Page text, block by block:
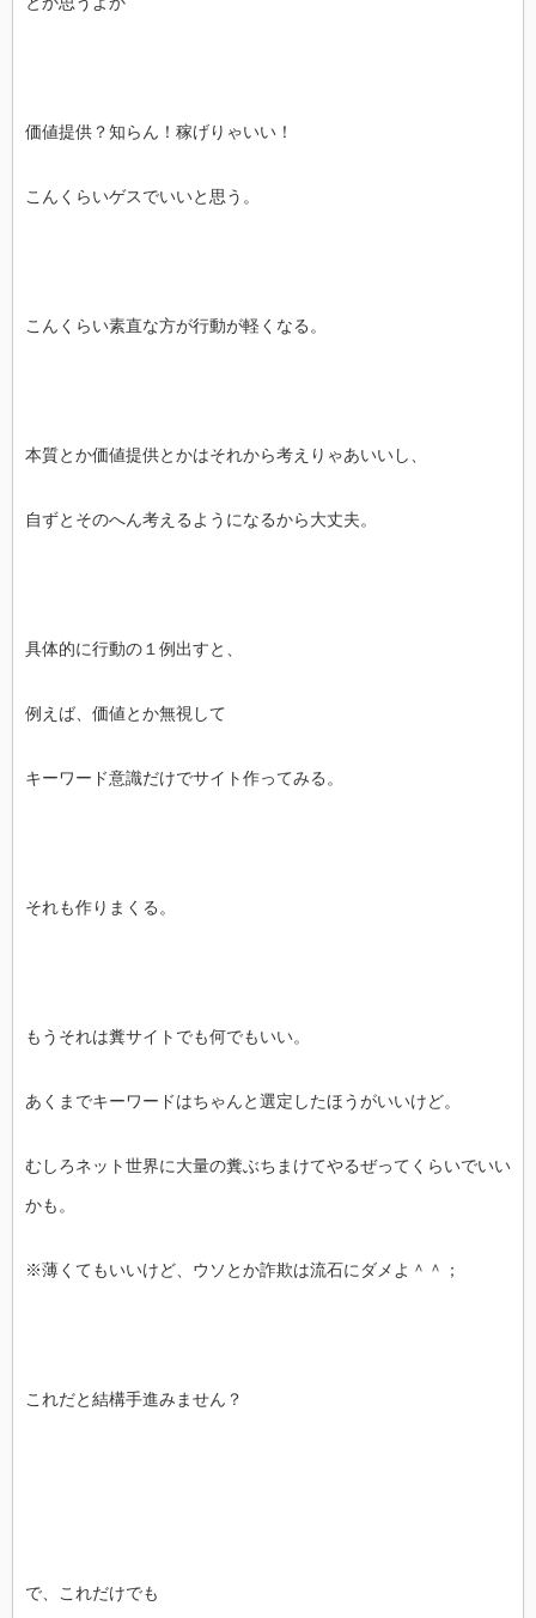
価値提供？知らん！稼げりゃいい！
こんくらいゲスでいいと思う。
こんくらい素直な方が行動が軽くなる。
本質とか価値提供とかはそれから考えりゃあいいし、
自ずとそのへん考えるようになるから大丈夫。
具体的に行動の１例出すと、
例えば、価値とか無視して
キーワード意識だけでサイト作ってみる。
それも作りまくる。
もうそれは糞サイトでも何でもいい。
あくまでキーワードはちゃんと選定したほうがいいけど。
むしろネット世界に大量の糞ぶちまけてやるぜってくらいでいい
かも。
※薄くてもいいけど、ウソとか詐欺は流石にダメよ＾＾；
これだと結構手進みません？
で、これだけでも